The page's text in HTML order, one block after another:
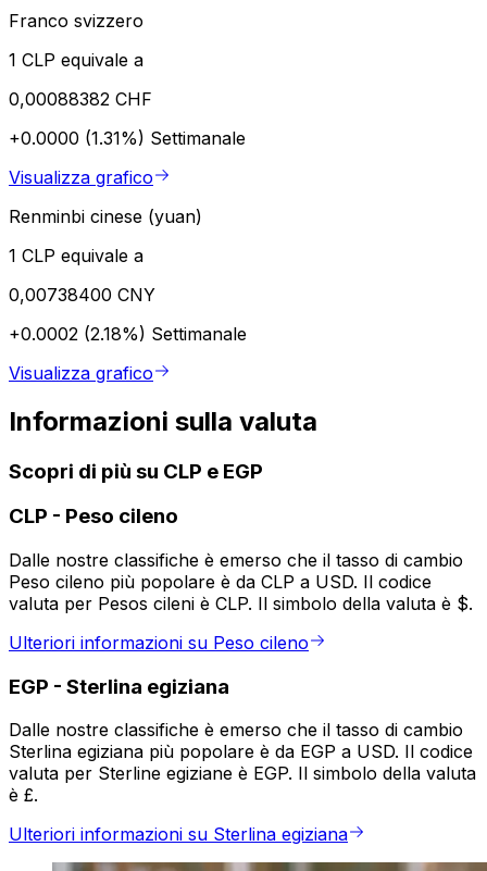
Franco svizzero
1 CLP equivale a
0,00088382 CHF
+0.0000 (1.31%) Settimanale
Visualizza grafico
Renminbi cinese (yuan)
1 CLP equivale a
0,00738400 CNY
+0.0002 (2.18%) Settimanale
Visualizza grafico
Informazioni sulla valuta
Scopri di più su CLP e EGP
CLP - Peso cileno
Dalle nostre classifiche è emerso che il tasso di cambio
Peso cileno più popolare è da CLP a USD. Il codice
valuta per Pesos cileni è CLP. Il simbolo della valuta è $.
Ulteriori informazioni su Peso cileno
EGP - Sterlina egiziana
Dalle nostre classifiche è emerso che il tasso di cambio
Sterlina egiziana più popolare è da EGP a USD. Il codice
valuta per Sterline egiziane è EGP. Il simbolo della valuta
è £.
Ulteriori informazioni su Sterlina egiziana